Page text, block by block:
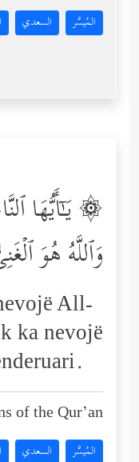
المُيسَّر السعدي
۞ یَـٰۤأَیُّهَا
وَٱللَّهُ هُوَ
All-
ka nevojë
of the Qur’an:
المُيسَّر السعدي